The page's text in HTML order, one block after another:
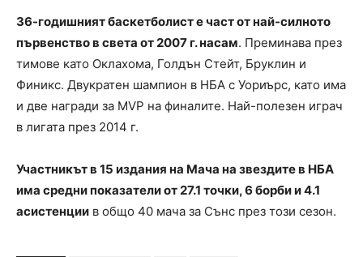
36-годишният баскетболист е част от най-силното
първенство в света от 2007 г. насам. Преминава през
тимове като Оклахома, Голдън Стейт, Бруклин и
Финикс. Двукратен шампион в НБА с Уориърс, като има
и две награди за MVP на финалите. Най-полезен играч
в лигата през 2014 г.
Участникът в 15 издания на Мача на звездите в НБА
има средни показатели от 27.1 точки, 6 борби и 4.1
асистенции в общо 40 мача за Сънс през този сезон.